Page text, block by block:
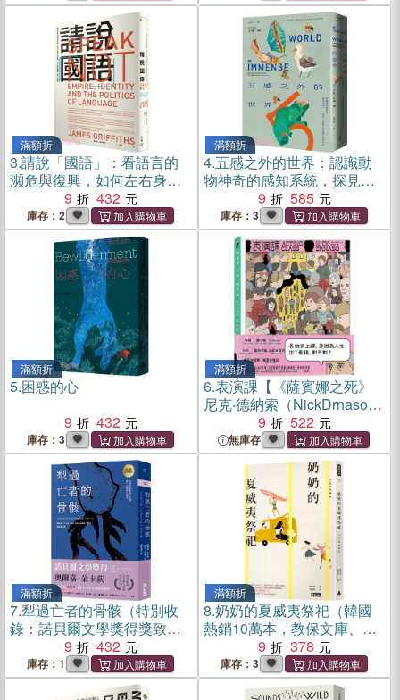
滿額折
3.請說「國語」：看語言的
瀕危與復興，如何左右身分
認同、文化與強權的「統
一」敘事
9 432
庫存：2
滿額折
4.五感之外的世界：認識動
物神奇的感知系統，探見人
類感官無法觸及的大自然
9 585
庫存：3
滿額折
5.困惑的心
9
432
庫存：3
滿額折
6.表演課【《薩賓娜之死》
尼克‧德納索（NickDrnaso）
最新作品】
9 522
無庫存
滿額折
7.犁過亡者的骨骸（特別收
錄：諾貝爾文學獎得獎致
9 432
庫存：1
滿額折
8.奶奶的夏威夷祭祀（韓國
熱銷10萬本，教保文庫、
Yes24、阿拉丁「年度之
書」）
9 378
庫存：3